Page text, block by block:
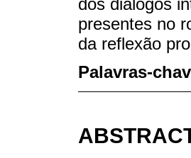
presentes no
da reflexão
Palavras-